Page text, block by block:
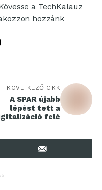
a TechKalauz
hozzánk
KÖVETKEZŐ CIKK
A SPAR újabb
lépést tett a
felé